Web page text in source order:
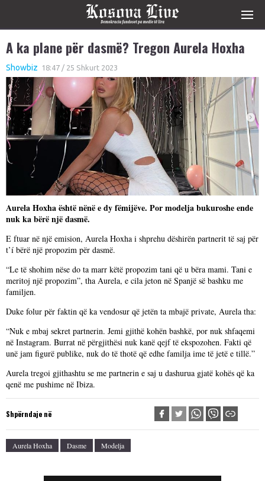
A ka plane për dasmë? Tregon Aurela Hoxha
Showbiz 18:47 / 25 Shkurt 2023
Aurela Hoxha është nënë e dy fëmijëve. Por modelja bukuroshe ende
nuk ka bërë një dasmë.
E ftuar në një emision, Aurela Hoxha i shprehu dëshirën partnerit të saj për
t’í bërë një propozim për dasmë.
“Le të shohim nëse do ta marr këtë propozim tani që u bëra mami. Tani e
meritoj një propozim”, tha Aurela, e cila jeton në Spanjë së bashku me
familjen.
Duke folur për faktin që ka vendosur që jetën ta mbajë private, Aurela tha:
“Nuk e mbaj sekret partnerin. Jemi gjithë kohën bashkë, por nuk shfaqemi
në Instagram. Burrat në përgjithësi nuk kanë qejf të ekspozohen. Fakti që
unë jam figurë publike, nuk do të thotë që edhe familja ime të jetë e tillë.”
Aurela tregoi gjithashtu se me partnerin e saj u dashurua gjatë kohës që ka
qenë me pushime në Ibiza.
Shpërndaje në
Aurela Hoxha Dasme Modelja